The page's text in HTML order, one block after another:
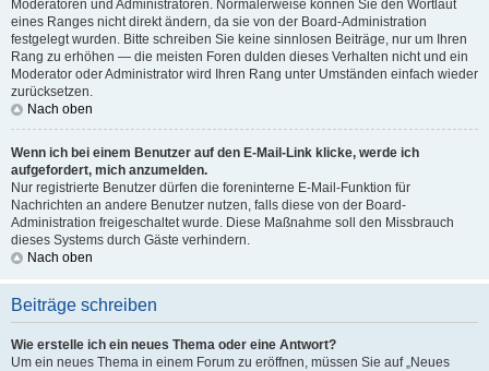
Moderatoren und Administratoren. Normalerweise können Sie den Wortlaut
eines Ranges nicht direkt ändern, da sie von der Board-Administration
festgelegt wurden. Bitte schreiben Sie keine sinnlosen Beiträge, nur um Ihren
Rang zu erhöhen — die meisten Foren dulden dieses Verhalten nicht und ein
Moderator oder Administrator wird Ihren Rang unter Umständen einfach wieder
zurücksetzen.
Nach oben
Wenn ich bei einem Benutzer auf den E-Mail-Link klicke, werde ich
aufgefordert, mich anzumelden.
Nur registrierte Benutzer dürfen die foreninterne E-Mail-Funktion für
Nachrichten an andere Benutzer nutzen, falls diese von der Board-
Administration freigeschaltet wurde. Diese Maßnahme soll den Missbrauch
dieses Systems durch Gäste verhindern.
Nach oben
Beiträge schreiben
Wie erstelle ich ein neues Thema oder eine Antwort?
Um ein neues Thema in einem Forum zu eröffnen, müssen Sie auf „Neues